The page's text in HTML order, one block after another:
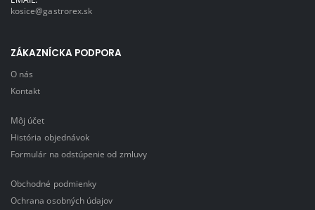
kosice@gastrorex.sk
ZÁKAZNÍCKA PODPORA
O nás
Kontakt
Môj účet
História objednávok
Formulár na odstúpenie od zmluvy
Obchodné podmienky
Ochrana osobných údajov